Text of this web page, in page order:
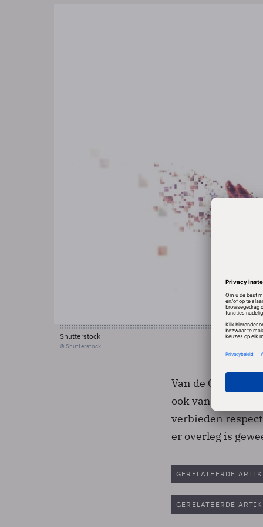
Shutterstock
© Shutterstock
Van de Camp
ook van haar
verbieden
er overleg is
GERELATEERDE
GERELATEERDE